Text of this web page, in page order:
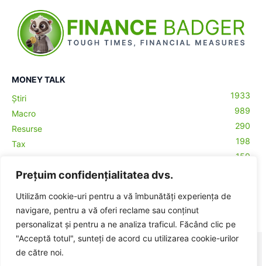
Prețuim confidențialitatea dvs.
Utilizăm cookie-uri pentru a vă îmbunătăți experiența de
navigare, pentru a vă oferi reclame sau conținut
personalizat și pentru a ne analiza traficul. Făcând clic pe
"Acceptă totul", sunteți de acord cu utilizarea cookie-urilor
de către noi.
MONEY TALK
Știri
1933
Macro
989
Resurse
290
Tax
198
159
Contabilitate
Crypto
© BadgerHub - Toate drepturile rezervate -
Publicitate